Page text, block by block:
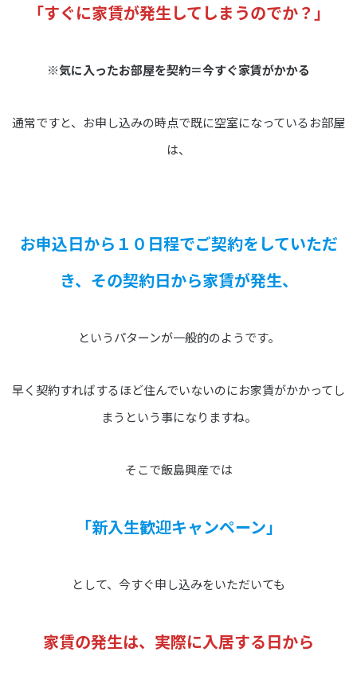
「すぐに家賃が発生してしまうのでか？」
※気に入ったお部屋を契約＝今すぐ家賃がかかる
通常ですと、お申し込みの時点で既に空室になっているお部屋
は、
お申込日から１０日程でご契約をしていただ
き、その契約日から家賃が発生、
というパターンが一般的のようです。
早く契約すればするほど住んでいないのにお家賃がかかってし
まうという事になりますね。
そこで飯島興産では
「新入生歓迎キャンペーン」
として、今すぐ申し込みをいただいても
家賃の発生は、実際に入居する日から